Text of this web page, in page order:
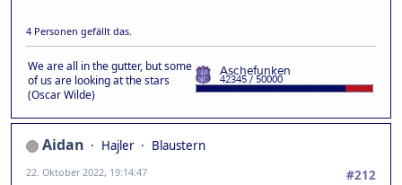
4 Personen gefällt das.
We are all in the gutter, but some
of us are looking at the stars
(Oscar Wilde)
Aidan Hajler
Blaustern
#212
22. Oktober 2022, 19:14:47